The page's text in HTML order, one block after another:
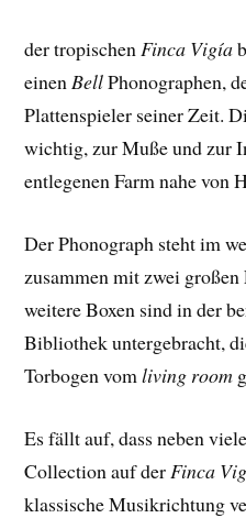
der tropischenFinca Vigía
einenBellPhonographen,
Plattenspieler seiner Zeit.
wichtig, zur Muße und zur
entlegenen Farm nahe von
Der Phonograph steht im
zusammen mit zwei
weitere Boxen sind in der
Bibliothek untergebracht,
Torbogen vomliving room
Es fällt auf, dass neben
Collection auf der Finca
klassische Musikrichtung